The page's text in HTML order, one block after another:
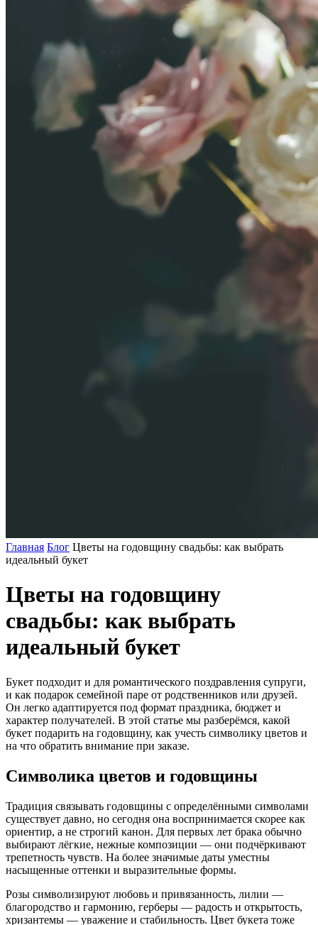
Главная Блог Цветы на годовщину свадьбы: как выбрать
идеальный букет
Цветы на годовщину
свадьбы: как выбрать
идеальный букет
Букет подходит и для романтического поздравления супруги,
и как подарок семейной паре от родственников или друзей.
Он легко адаптируется под формат праздника, бюджет и
характер получателей. В этой статье мы разберёмся, какой
букет подарить на годовщину, как учесть символику цветов и
на что обратить внимание при заказе.
Символика цветов и годовщины
Традиция связывать годовщины с определёнными символами
существует давно, но сегодня она воспринимается скорее как
ориентир, а не строгий канон. Для первых лет брака обычно
выбирают лёгкие, нежные композиции — они подчёркивают
трепетность чувств. На более значимые даты уместны
насыщенные оттенки и выразительные формы.
Розы символизируют любовь и привязанность, лилии —
благородство и гармонию, герберы — радость и открытость,
хризантемы — уважение и стабильность. Цвет букета тоже